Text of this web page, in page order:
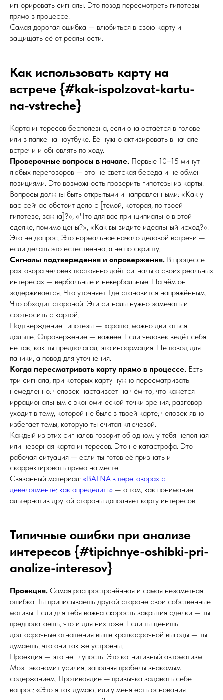
игнорировать сигналы. Это повод пересмотреть гипотезы
прямо в процессе.
Самая дорогая ошибка — влюбиться в свою карту и
защищать её от реальности.
Как использовать карту на
встрече {#kak-ispolzovat-kartu-
na-vstreche}
Карта интересов бесполезна, если она остаётся в голове
или в папке на ноутбуке. Её нужно активировать в начале
встречи и обновлять по ходу.
Проверочные вопросы в начале. Первые 10–15 минут
любых переговоров — это не светская беседа и не обмен
позициями. Это возможность проверить гипотезы из карты.
Вопросы должны быть открытыми и направленными: «Как у
вас сейчас обстоит дело с [темой, которая, по твоей
гипотезе, важна]?», «Что для вас принципиально в этой
сделке, помимо цены?», «Как вы видите идеальный исход?».
Это не допрос. Это нормальное начало деловой встречи —
если делать это естественно, а не по скрипту.
Сигналы подтверждения и опровержения. В процессе
разговора человек постоянно даёт сигналы о своих реальных
интересах — вербальные и невербальные. На чём он
задерживается. Что уточняет. Где становится напряжённым.
Что обходит стороной. Эти сигналы нужно замечать и
соотносить с картой.
Подтверждение гипотезы — хорошо, можно двигаться
дальше. Опровержение — важнее. Если человек ведёт себя
не так, как ты предполагал, это информация. Не повод для
паники, а повод для уточнения.
Когда пересматривать карту прямо в процессе. Есть
три сигнала, при которых карту нужно пересматривать
немедленно: человек настаивает на чём-то, что кажется
иррациональным с экономической точки зрения; разговор
уходит в тему, которой не было в твоей карте; человек явно
избегает темы, которую ты считал ключевой.
Каждый из этих сигналов говорит об одном: у тебя неполная
или неверная карта интересов. Это не катастрофа. Это
рабочая ситуация — если ты готов её признать и
скорректировать прямо на месте.
Связанный материал: «BATNA в переговорах с
девелопменте: как определить» — о том, как понимание
альтернатив другой стороны дополняет карту интересов.
Типичные ошибки при анализе
интересов {#tipichnye-oshibki-pri-
analize-interesov}
Проекция. Самая распространённая и самая незаметная
ошибка. Ты приписываешь другой стороне свои собственные
мотивы. Если для тебя важна скорость закрытия сделки — ты
предполагаешь, что и для них тоже. Если ты ценишь
долгосрочные отношения выше краткосрочной выгоды — ты
думаешь, что они так же устроены.
Проекция — это не глупость. Это когнитивный автоматизм.
Мозг экономит усилия, заполняя пробелы знакомым
содержанием. Противоядие — привычка задавать себе
вопрос: «Это я так думаю, или у меня есть основания